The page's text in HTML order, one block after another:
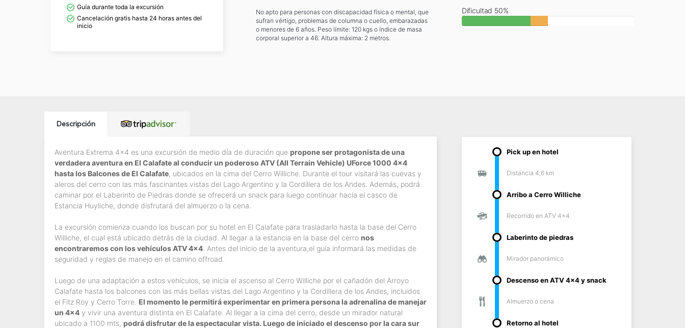
Guía durante toda la excursión
Cancelación gratis hasta 24 horas antes del
inicio
No apto para personas con discapacidad física o mental, que
sufran vértigo, problemas de columna o cuello, embarazadas
o menores de 6 años. Peso límite: 120 kgs o índice de masa
corporal superior a 46. Altura máxima: 2 metros.
Dificultad 50%
Descripción
Aventura Extrema 4x4 es una excursión de medio día de duración que propone ser protagonista de una
verdadera aventura en El Calafate al conducir un poderoso ATV (All Terrain Vehicle) UForce 1000 4x4
hasta los Balcones de El Calafate, ubicados en la cima del Cerro Williche. Durante el tour visitará las cuevas y
aleros del cerro con las más fascinantes vistas del Lago Argentino y la Cordillera de los Andes. Además, podrá
caminar por el Laberinto de Piedras donde se ofrecerá un snack para luego continuar hacia el casco de
Estancia Huyliche, donde disfrutará del almuerzo o la cena.
La excursión comienza cuando los buscan por su hotel en El Calafate para trasladarlo hasta la base del Cerro
Williche, el cual está ubicado detrás de la ciudad. Al llegar a la estancia en la base del cerro nos
encontraremos con los vehículos ATV 4x4 . Antes del inicio de la aventura,el guía informará las medidas de
seguridad y reglas de manejo en el camino offroad.
Luego de una adaptación a estos vehículos, se inicia el ascenso al Cerro Williche por el cañadón del Arroyo
Calafate hasta los balcones con las más bellas vistas del Lago Argentino y la Cordillera de los Andes, incluidos
el Fitz Roy y Cerro Torre. El momento le permitirá experimentar en primera persona la adrenalina de manejar
un 4x4 y vivir una aventura distinta en El Calafate. Al llegar a la cima del cerro, desde un mirador natural
ubicado a 1100 mts, podrá disfrutar de la espectacular vista. Luego de iniciado el descenso por la cara sur
Pick up en hotel
Distancia 4,6 km
Arribo a Cerro Williche
Recorrido en ATV 4x4
Laberinto de piedras
Mirador panorámico
Descenso en ATV 4x4 y snack
Almuerzo o cena
Retorno al hotel